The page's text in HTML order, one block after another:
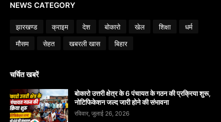
NEWS CATEGORY
झारखण्ड क्राइम देश बोकारो खेल शिक्षा
धर्म
मौसम
सेहत खबरली खास बिहार
चर्चित खबरें
बोकारो उत्तरी क्षेत्र के 6 पंचायत के गठन की प्रक्रिया शुरू,
नोटिफिकेशन जल्द जारी होने की संभावना
रविवार, जुलाई 26, 2026